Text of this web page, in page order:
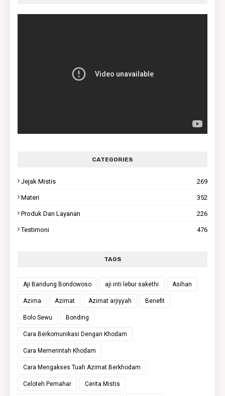
CATEGORIES
Jejak Mistis 269
Materi 352
Produk Dan Layanan 226
Testimoni 476
TAGS
Aji Bandung Bondowoso aji inti lebur sakethi Asihan
Azima Azimat Azimat arjiyyah Benefit
Bolo Sewu Bonding
Cara Berkomunikasi Dengan Khodam
Cara Memerintah Khodam
Cara Mengakses Tuah Azimat Berkhodam
Celoteh Pemahar Cerita Mistis